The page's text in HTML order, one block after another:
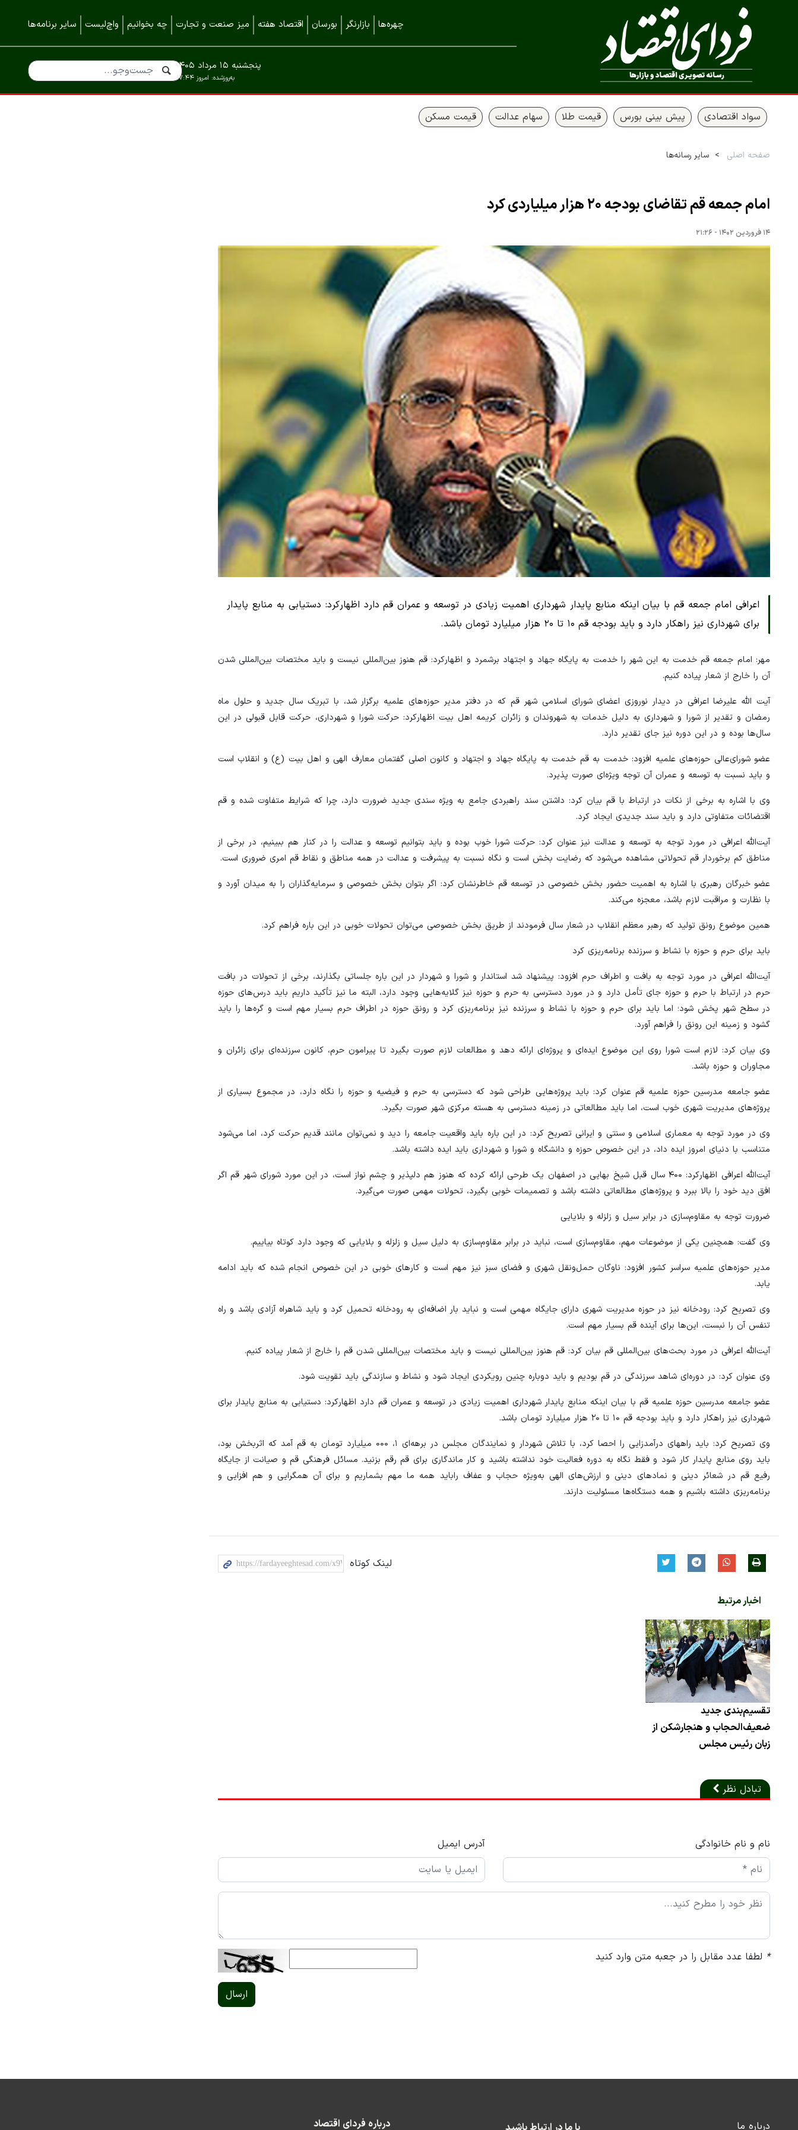
چهره‌ها بازارنگر بورسان اقتصاد هفته میز صنعت و تجارت چه بخوانیم واچ‌لیست سایر برنامه‌ها
به‌روزشده: امروز ۱۷:۴۴
پنجشنبه ۱۵ مرداد ۱۴۰۵
سواد اقتصادی پیش بینی بورس قیمت طلا سهام عدالت قیمت مسکن
صفحه اصلی سایر رسانه‌ها
امام جمعه قم تقاضای بودجه ۲۰ هزار میلیاردی کرد
۱۴ فروردین ۱۴۰۲ - ۲۱:۲۶
اعرافی امام جمعه قم با بیان اینکه منابع پایدار شهرداری اهمیت زیادی در توسعه و عمران قم دارد اظهارکرد: دستیابی به منابع پایدار
برای شهرداری نیز راهکار دارد و باید بودجه قم ۱۰ تا ۲۰ هزار میلیارد تومان باشد.
مهر: امام جمعه قم خدمت به این شهر را خدمت به پایگاه جهاد و اجتهاد برشمرد و اظهارکرد: قم هنوز بین‌المللی نیست و باید مختصات بین‌المللی شدن
آن را خارج از شعار پیاده کنیم.
آیت الله علیرضا اعرافی در دیدار نوروزی اعضای شورای اسلامی شهر قم که در دفتر مدیر حوزه‌های علمیه برگزار شد، با تبریک سال جدید و حلول ماه
رمضان و تقدیر از شورا و شهرداری به دلیل خدمات به شهروندان و زائران کریمه اهل بیت اظهارکرد: حرکت شورا و شهرداری، حرکت قابل قبولی در این
سال‌ها بوده و در این دوره نیز جای تقدیر دارد.
عضو شورای‌عالی حوزه‌های علمیه افزود: خدمت به قم خدمت به پایگاه جهاد و اجتهاد و کانون اصلی گفتمان معارف الهی و اهل بیت (ع) و انقلاب است
و باید نسبت به توسعه و عمران آن توجه ویژه‌ای صورت پذیرد.
وی با اشاره به برخی از نکات در ارتباط با قم بیان کرد: داشتن سند راهبردی جامع به ویژه سندی جدید ضرورت دارد، چرا که شرایط متفاوت شده و قم
اقتضائات متفاوتی دارد و باید سند جدیدی ایجاد کرد.
آیت‌الله اعرافی در مورد توجه به توسعه و عدالت نیز عنوان کرد: حرکت شورا خوب بوده و باید بتوانیم توسعه و عدالت را در کنار هم ببینیم، در برخی از
مناطق کم برخوردار قم تحولاتی مشاهده می‌شود که رضایت بخش است و نگاه نسبت به پیشرفت و عدالت در همه مناطق و نقاط قم امری ضروری است.
عضو خبرگان رهبری با اشاره به اهمیت حضور بخش خصوصی در توسعه قم خاطرنشان کرد: اگر بتوان بخش خصوصی و سرمایه‌گذاران را به میدان آورد و
با نظارت و مراقبت لازم باشد، معجزه می‌کند.
همین موضوع رونق تولید که رهبر معظم انقلاب در شعار سال فرمودند از طریق بخش خصوصی می‌توان تحولات خوبی در این باره فراهم کرد.
باید برای حرم و حوزه با نشاط و سرزنده برنامه‌ریزی کرد
آیت‌الله اعرافی در مورد توجه به بافت و اطراف حرم افزود: پیشنهاد شد استاندار و شورا و شهردار در این باره جلساتی بگذارند، برخی از تحولات در بافت
حرم در ارتباط با حرم و حوزه جای تأمل دارد و در مورد دسترسی به حرم و حوزه نیز گلایه‌هایی وجود دارد، البته ما نیز تأکید داریم باید درس‌های حوزه
در سطح شهر پخش شود؛ اما باید برای حرم و حوزه با نشاط و سرزنده نیز برنامه‌ریزی کرد و رونق حوزه در اطراف حرم بسیار مهم است و گره‌ها را باید
گشود و زمینه این رونق را فراهم آورد.
وی بیان کرد: لازم است شورا روی این موضوع ایده‌ای و پروژه‌ای ارائه دهد و مطالعات لازم صورت بگیرد تا پیرامون حرم، کانون سرزنده‌ای برای زائران و
مجاوران و حوزه باشد.
عضو جامعه مدرسین حوزه علمیه قم عنوان کرد: باید پروژه‌هایی طراحی شود که دسترسی به حرم و فیضیه و حوزه را نگاه دارد، در مجموع بسیاری از
پروژه‌های مدیریت شهری خوب است، اما باید مطالعاتی در زمینه دسترسی به هسته مرکزی شهر صورت بگیرد.
وی در مورد توجه به معماری اسلامی و سنتی و ایرانی تصریح کرد: در این باره باید واقعیت جامعه را دید و نمی‌توان مانند قدیم حرکت کرد، اما می‌شود
متناسب با دنیای امروز ایده داد، در این خصوص حوزه و دانشگاه و شورا و شهرداری باید ایده داشته باشد.
آیت‌الله اعرافی اظهارکرد: ۴۰۰ سال قبل شیخ بهایی در اصفهان یک طرحی ارائه کرده که هنوز هم دلپذیر و چشم نواز است، در این مورد شورای شهر قم اگر
افق دید خود را بالا ببرد و پروژه‌های مطالعاتی داشته باشد و تصمیمات خوبی بگیرد، تحولات مهمی صورت می‌گیرد.
ضرورت توجه به مقاوم‌سازی در برابر سیل و زلزله و بلایایی
وی گفت: همچنین یکی از موضوعات مهم، مقاوم‌سازی است، نباید در برابر مقاوم‌سازی به دلیل سیل و زلزله و بلایایی که وجود دارد کوتاه بیاییم.
مدیر حوزه‌های علمیه سراسر کشور افزود: ناوگان حمل‌ونقل شهری و فضای سبز نیز مهم است و کارهای خوبی در این خصوص انجام شده که باید ادامه
یابد.
وی تصریح کرد: رودخانه نیز در حوزه مدیریت شهری دارای جایگاه مهمی است و نباید بار اضافه‌ای به رودخانه تحمیل کرد و باید شاهراه آزادی باشد و راه
تنفس آن را نبست، این‌ها برای آینده قم بسیار مهم است.
آیت‌الله اعرافی در مورد بحث‌های بین‌المللی قم بیان کرد: قم هنوز بین‌المللی نیست و باید مختصات بین‌المللی شدن قم را خارج از شعار پیاده کنیم.
وی عنوان کرد: در دوره‌ای شاهد سرزندگی در قم بودیم و باید دوباره چنین رویکردی ایجاد شود و نشاط و سازندگی باید تقویت شود.
عضو جامعه مدرسین حوزه علمیه قم با بیان اینکه منابع پایدار شهرداری اهمیت زیادی در توسعه و عمران قم دارد اظهارکرد: دستیابی به منابع پایدار برای
شهرداری نیز راهکار دارد و باید بودجه قم ۱۰ تا ۲۰ هزار میلیارد تومان باشد.
وی تصریح کرد: باید راههای درآمدزایی را احصا کرد، با تلاش شهردار و نمایندگان مجلس در برهه‌ای ۱، ۰۰۰ میلیارد تومان به قم آمد که اثربخش بود،
باید روی منابع پایدار کار شود و فقط نگاه به دوره فعالیت خود نداشته باشید و کار ماندگاری برای قم رقم بزنید. مسائل فرهنگی قم و صیانت از جایگاه
رفیع قم در شعائر دینی و نمادهای دینی و ارزش‌های الهی به‌ویژه حجاب و عفاف راباید همه ما مهم بشماریم و برای آن همگرایی و هم افزایی و
برنامه‌ریزی داشته باشیم و همه دستگاه‌ها مسئولیت دارند.
لینک کوتاه
اخبار مرتبط
تقسیم‌بندی جدید
ضعیف‌الحجاب و هنجارشکن از
زبان رئیس مجلس
تبادل نظر
نام و نام خانوادگی آدرس ایمیل
* لطفا عدد مقابل را در جعبه متن وارد کنید
ارسال
درباره ما درباره فردای اقتصاد